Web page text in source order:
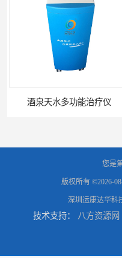
酒泉康远中药提速
兰州中药提速脉冲治疗仪
您是
版权所有 ©2026-
深圳运康达华科
技术支持： 八方资源网